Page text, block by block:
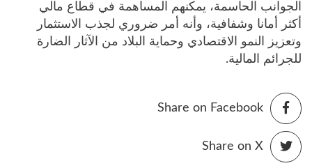
الجوانب الحاسمة، يمكنهم المساهمة في قطاع مالي
أكثر أمانا وشفافية، وأنه أمر ضروري لجذب الاستثمار
وتعزيز النمو الاقتصادي وحماية البلاد من الآثار الضارة
للجرائم المالية.
Share on Facebook
Share on X